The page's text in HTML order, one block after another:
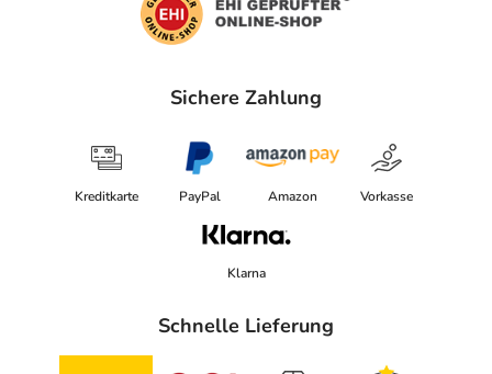
Sichere Zahlung
Kreditkarte PayPal Amazon Vorkasse
Klarna
Schnelle Lieferung